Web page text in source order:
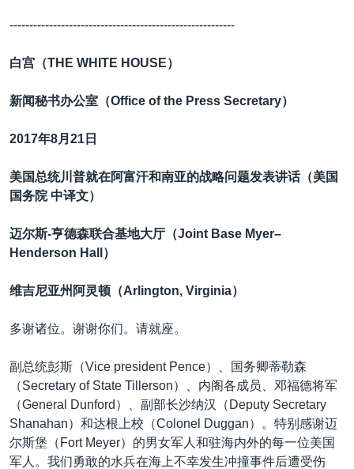
---------------------------------------------------------
白宫（THE WHITE HOUSE）
新闻秘书办公室（Office of the Press Secretary）
2017年8月21日
美国总统川普就在阿富汗和南亚的战略问题发表讲话（美国
国务院 中译文）
迈尔斯-亨德森联合基地大厅（Joint Base Myer–
Henderson Hall ）
维吉尼亚州阿灵顿（Arlington, Virginia）
多谢诸位。谢谢你们。请就座。
副总统彭斯（Vice president Pence）、国务卿蒂勒森
（Secretary of State Tillerson）、内阁各成员、邓福德将军
（General Dunford）、副部长沙纳汉（Deputy Secretary
Shanahan）和达根上校（Colonel Duggan）。特别感谢迈
尔斯堡（Fort Meyer）的男女军人和驻海内外的每一位美国
军人。我们勇敢的水兵在海上不幸发生冲撞事件后遭受伤